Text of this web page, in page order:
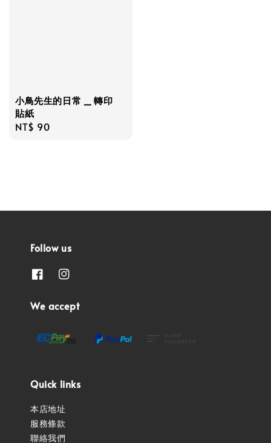
小鳥先生的日常 _ 轉印
貼紙
Regular
NT$ 90
Follow us
We accept
Quick links
本店地址
服務條款
聯絡我們